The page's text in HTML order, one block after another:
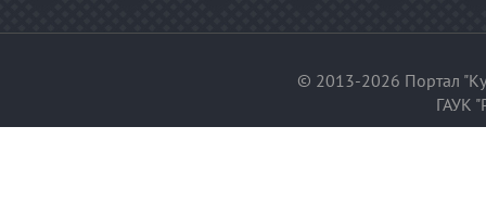
© 2013-2026 Портал
ГАУК